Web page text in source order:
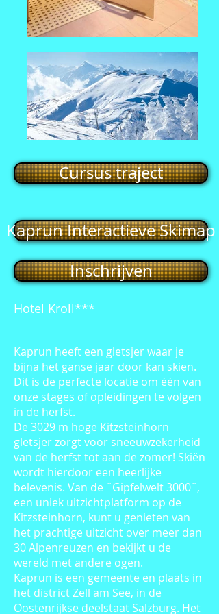
Cursus traject
Kaprun Interactieve Skimap
Inschrijven
Hotel Kroll***
Kaprun heeft een gletsjer waar je
bijna het ganse jaar door kan skiën.
Dit is de perfecte locatie om één van
onze stages of opleidingen te volgen
in de herfst.
De 3029 m hoge Kitzsteinhorn
gletsjer zorgt voor sneeuwzekerheid
van de herfst tot aan de zomer! Skiën
wordt hierdoor een heerlijke
belevenis. Van de ¨Gipfelwelt 3000¨,
een uniek uitzichtplatform op de
Kitzsteinhorn, kunt u genieten van
het prachtige uitzicht over meer dan
30 Alpenreuzen en bekijkt u de
wereld met andere ogen.
Kaprun is een gemeente en plaats in
het district Zell am See, in de
Oostenrijkse deelstaat Salzburg. Het